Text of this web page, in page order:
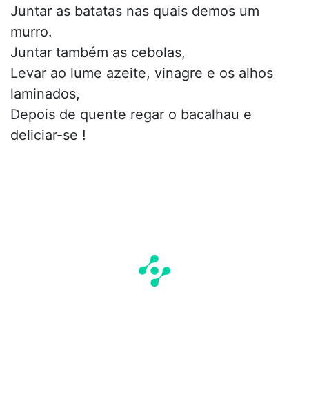
Juntar as batatas nas quais demos um
murro.
Juntar também as cebolas,
Levar ao lume azeite, vinagre e os alhos
laminados,
Depois de quente regar o bacalhau e
deliciar-se !